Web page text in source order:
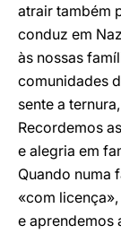
atrair também
conduz em
às nossas
comunidades
sente a
Recordemos
e alegria em
Quando numa
«com
e aprendemos